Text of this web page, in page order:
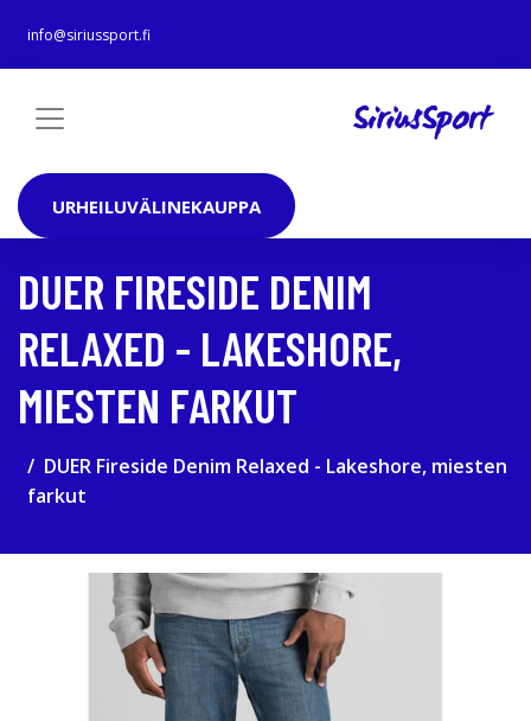
info@siriussport.fi
URHEILUVÄLINEKAUPPA
DUER FIRESIDE DENIM
RELAXED - LAKESHORE,
MIESTEN FARKUT
DUER Fireside Denim Relaxed - Lakeshore, miesten
farkut